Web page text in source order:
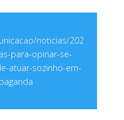
noticias/202
para-opinar-se-
atuar-sozinho-em-